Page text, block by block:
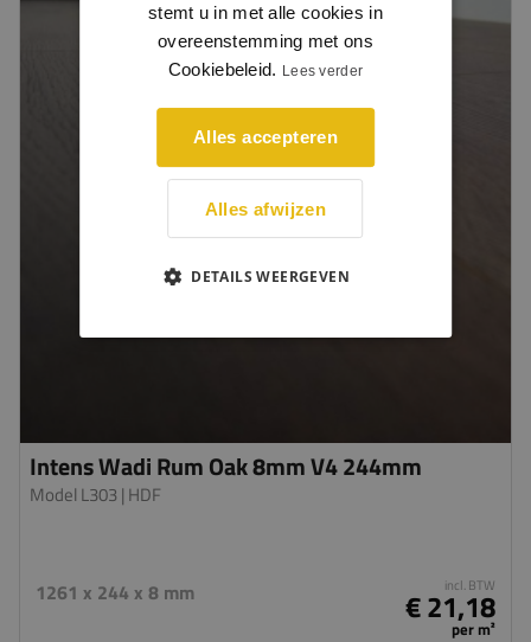
Intens Wadi Rum Oak 8mm V4 244mm
Model L303 | HDF
1261 x 244 x 8 mm incl. BTW
€ 21,18
per m²
stemt u in met alle cookies in
overeenstemming met ons
Cookiebeleid. Lees verder
Alles accepteren
Alles afwijzen
DETAILS WEERGEVEN